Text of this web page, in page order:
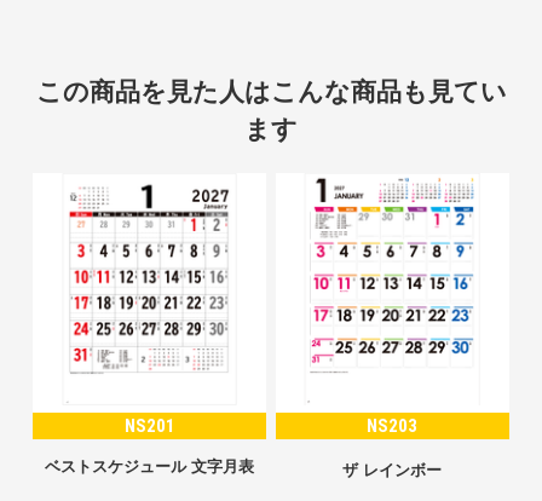
この商品を見た人はこんな商品も見てい
ます
NS201
ベストスケジュール 文字月表
NS203
ザ レインボー